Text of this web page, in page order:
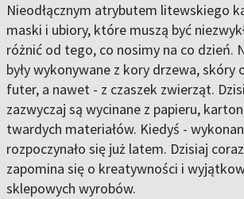
Nieodłącznym atrybutem litewskiego
maski i ubiory, które muszą być
różnić od tego, co nosimy na co dzień.
były wykonywane z kory drzewa, skóry
futer, a nawet - z czaszek zwierząt.
zazwyczaj są wycinane z papieru,
twardych materiałów. Kiedyś -
rozpoczynało się już latem. Dzisiaj
zapomina się o kreatywności i
sklepowych wyrobów.